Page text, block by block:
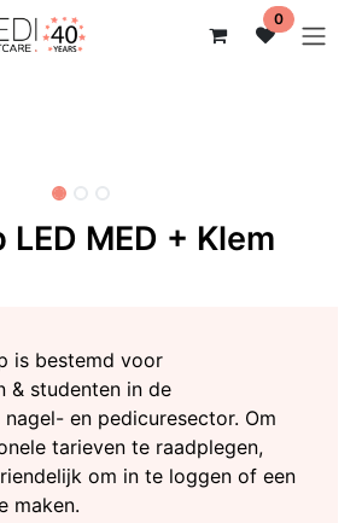
0
MED + Klem
is bestemd voor
& studenten in de
en pedicuresector. Om
tarieven te raadplegen,
om in te loggen of een
maken.